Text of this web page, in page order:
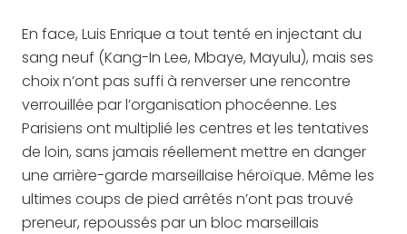
En face, Luis Enrique a tout tenté en injectant du
sang neuf (Kang-In Lee, Mbaye, Mayulu), mais ses
choix n’ont pas suffi à renverser une rencontre
verrouillée par l’organisation phocéenne. Les
Parisiens ont multiplié les centres et les tentatives
de loin, sans jamais réellement mettre en danger
une arrière-garde marseillaise héroïque. Même les
ultimes coups de pied arrêtés n’ont pas trouvé
preneur, repoussés par un bloc marseillais